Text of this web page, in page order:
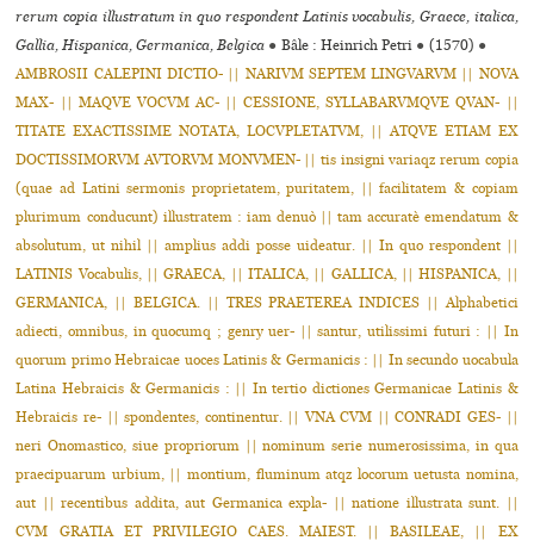
rerum copia illus­tra­tum in quo res­pon­dent Latinis voca­bu­lis, Graece, ita­lica,
Gallia, Hispanica, Germanica, Belgica ● Bâle : Heinrich Petri ● (1570) ●
AMBROSII CALEPINI DICTIO- || NARIVM SEPTEM LINGVARVM || NOVA
MAX- || MAQVE VOCVM AC- || CESSIONE, SYLLABARVMQVE QVAN- ||
TITATE EXACTISSIME NOTATA, LOCVPLETATVM, || ATQVE ETIAM EX
DOCTISSIMORVM AVTORVM MONVMEN- || tis insi­gni variaqz rerum copia
(quae ad Latini ser­mo­nis pro­prie­ta­tem, puri­ta­tem, || faci­li­ta­tem & copiam
plu­ri­mum condu­cunt) illus­tra­tem : iam denuò || tam accu­ratè emen­da­tum &
abso­lu­tum, ut nihil || amplius addi posse uidea­tur. || In quo res­pon­dent ||
LATINIS Vocabulis, || GRAECA, || ITALICA, || GALLICA, || HISPANICA, ||
GERMANICA, || BELGICA. || TRES PRAETEREA INDICES || Alphabetici
adiecti, omni­bus, in quo­cumq ; genry uer- || santur, uti­lis­simi futuri : || In
quorum primo Hebraicae uoces Latinis & Germanicis : || In secundo uoca­bula
Latina Hebraicis & Germanicis : || In tertio dic­tio­nes Germanicae Latinis &
Hebraicis re- || spon­den­tes, conti­nen­tur. || VNA CVM || CONRADI GES- ||
neri Onomastico, siue pro­prio­rum || nomi­num serie nume­ro­sis­sima, in qua
prae­ci­pua­rum urbium, || mon­tium, flu­mi­num atqz loco­rum uetusta nomina,
aut || recen­ti­bus addita, aut Germanica expla- || natione illus­trata sunt. ||
CVM GRATIA ET PRIVILEGIO CAES. MAIEST. || BASILEAE, || EX